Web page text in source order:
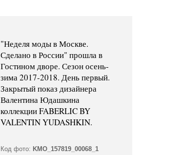
"Неделя моды в Москве.
Сделано в России" прошла в
Гостином дворе. Сезон осень-
зима 2017-2018. День первый.
Закрытый показ дизайнера
Валентина Юдашкина
коллекции FABERLIC BY
VALENTIN YUDASHKIN.
Код фото: KMO_157819_00068_1